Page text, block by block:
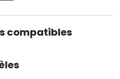
compatibles